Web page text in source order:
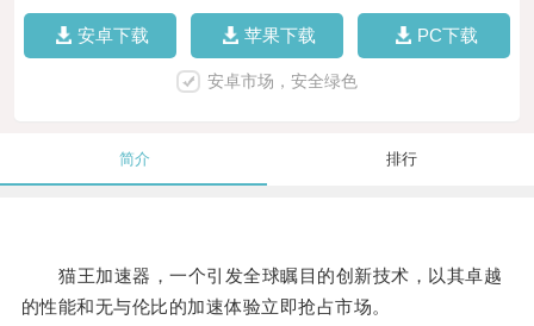
安卓下载 苹果下载 PC下载
安卓市场，安全绿色
简介 排行
猫王加速器，一个引发全球瞩目的创新技术，以其卓越
的性能和无与伦比的加速体验立即抢占市场。